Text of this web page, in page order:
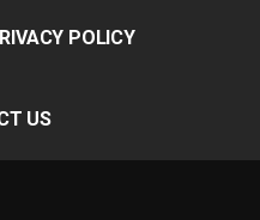
POLICY
US